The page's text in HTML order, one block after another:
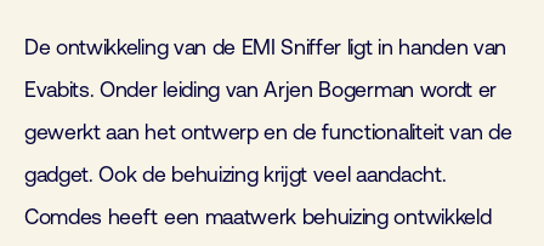
De ontwikkeling van de EMI Sniffer ligt in handen van
Evabits. Onder leiding van Arjen Bogerman wordt er
gewerkt aan het ontwerp en de functionaliteit van de
gadget. Ook de behuizing krijgt veel aandacht.
Comdes heeft een maatwerk behuizing ontwikkeld